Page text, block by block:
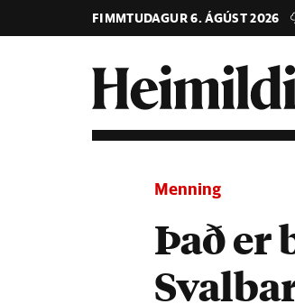
FIMMTUDAGUR 6. ÁGÚST 2026
Menning
Það er